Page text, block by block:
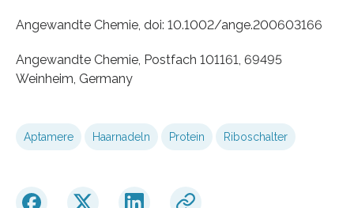
Angewandte Chemie, doi: 10.1002/ange.200603166
Angewandte Chemie, Postfach 101161, 69495
Weinheim, Germany
Aptamere Haarnadeln Protein Riboschalter